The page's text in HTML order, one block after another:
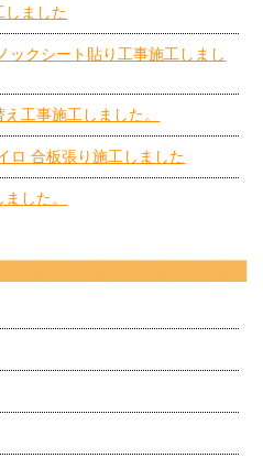
しました
ックシート貼り工事施工しまし
工事施工しました。
ロ 合板張り施工しました
した。